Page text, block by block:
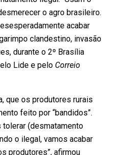
o agro brasileiro.
acabar
clandestino, invasão
durante o 2º Brasília
Lide e pelo Correio
que os produtores rurais
feito por “bandidos”.
tolerar (desmatamento
o ilegal, vamos acabar
produtores”, afirmou